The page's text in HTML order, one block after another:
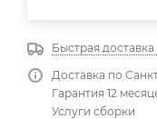
Быстрая
Доставка по
Гарантия 12
Услуги сборки